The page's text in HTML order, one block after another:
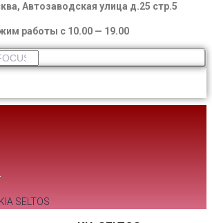
Автозаводская улица д.25 стр.5
работы с 10.00 — 19.00
SELTOS